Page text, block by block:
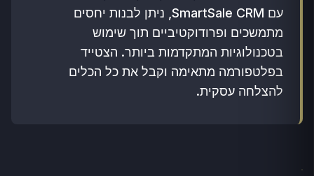
עם SmartSale CRM, ניתן לבנות יחסים
מתמשכים ופרודוקטיביים תוך שימוש
בטכנולוגיות המתקדמות ביותר. הצטייד
בפלטפורמה מתאימה וקבל את כל הכלים
להצלחה עסקית.